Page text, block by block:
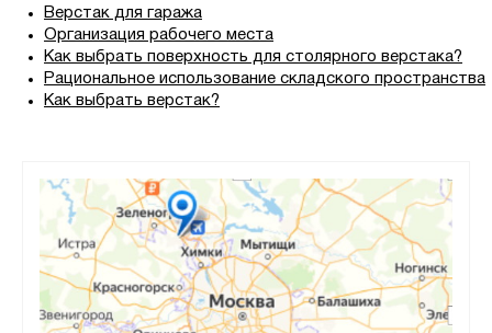
Верстак для гаража
Организация рабочего места
Как выбрать поверхность для столярного верстака?
Рациональное использование складского пространства
Как выбрать верстак?